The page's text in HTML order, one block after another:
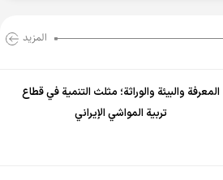
المزید
المعرفة والبيئة والوراثة؛ مثلث التنمية في قطاع
تربية المواشي الإيراني